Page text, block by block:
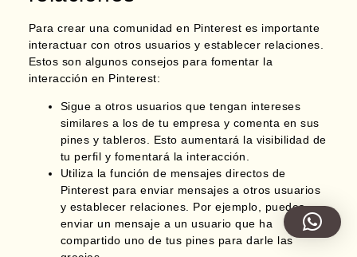
Para crear una comunidad en Pinterest es importante
interactuar con otros usuarios y establecer relaciones.
Estos son algunos consejos para fomentar la
interacción en Pinterest:
Sigue a otros usuarios que tengan intereses
similares a los de tu empresa y comenta en sus
pines y tableros. Esto aumentará la visibilidad de
tu perfil y fomentará la interacción.
Utiliza lafunción de mensajes directos de
Pinterest para enviar mensajes a otros usuarios
y establecer relaciones. Por ejemplo, puedes
enviar un mensaje a un usuario que ha
compartido uno de tus pines para darle las